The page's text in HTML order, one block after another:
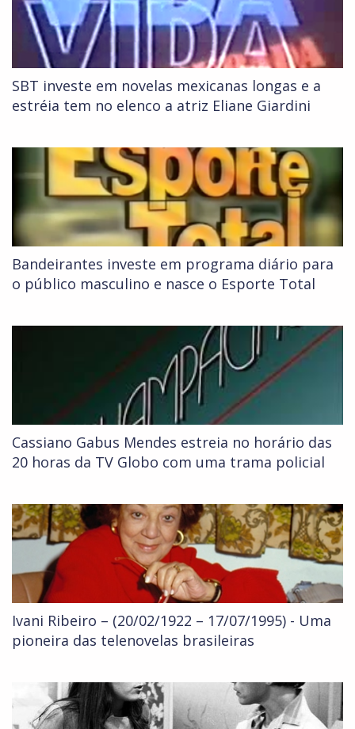
SBT investe em novelas mexicanas longas e a
estréia tem no elenco a atriz Eliane Giardini
Bandeirantes investe em programa diário para
o público masculino e nasce o Esporte Total
Cassiano Gabus Mendes estreia no horário das
20 horas da TV Globo com uma trama policial
Ivani Ribeiro – (20/02/1922 – 17/07/1995) - Uma
pioneira das telenovelas brasileiras